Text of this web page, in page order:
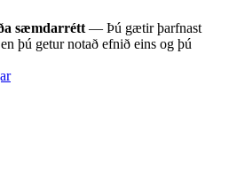
sæmdarrétt — Þú gætir þarfnast
þú getur notað efnið eins og þú